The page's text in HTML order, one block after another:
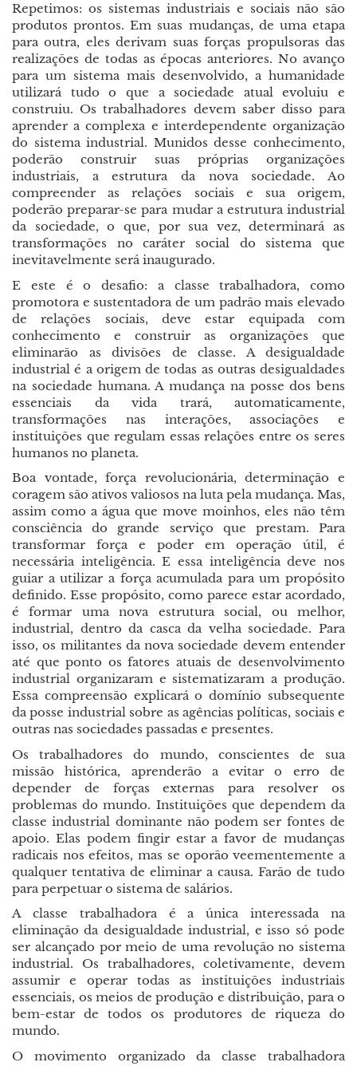
Repetimos: os sistemas industriais e sociais não são
produtos prontos. Em suas mudanças, de uma etapa
para outra, eles derivam suas forças propulsoras das
realizações de todas as épocas anteriores. No avanço
para um sistema mais desenvolvido, a humanidade
utilizará tudo o que a sociedade atual evoluiu e
construiu. Os trabalhadores devem saber disso para
aprender a complexa e interdependente organização
do sistema industrial. Munidos desse conhecimento,
poderão construir suas próprias organizações
industriais, a estrutura da nova sociedade. Ao
compreender as relações sociais e sua origem,
poderão preparar-se para mudar a estrutura industrial
da sociedade, o que, por sua vez, determinará as
transformações no caráter social do sistema que
inevitavelmente será inaugurado.
E este é o desafio: a classe trabalhadora, como
promotora e sustentadora de um padrão mais elevado
de relações sociais, deve estar equipada com
conhecimento e construir as organizações que
eliminarão as divisões de classe. A desigualdade
industrial é a origem de todas as outras desigualdades
na sociedade humana. A mudança na posse dos bens
essenciais da vida trará, automaticamente,
transformações nas interações, associações e
instituições que regulam essas relações entre os seres
humanos no planeta.
Boa vontade, força revolucionária, determinação e
coragem são ativos valiosos na luta pela mudança. Mas,
assim como a água que move moinhos, eles não têm
consciência do grande serviço que prestam. Para
transformar força e poder em operação útil, é
necessária inteligência. E essa inteligência deve nos
guiar a utilizar a força acumulada para um propósito
definido. Esse propósito, como parece estar acordado,
é formar uma nova estrutura social, ou melhor,
industrial, dentro da casca da velha sociedade. Para
isso, os militantes da nova sociedade devem entender
até que ponto os fatores atuais de desenvolvimento
industrial organizaram e sistematizaram a produção.
Essa compreensão explicará o domínio subsequente
da posse industrial sobre as agências políticas, sociais e
outras nas sociedades passadas e presentes.
Os trabalhadores do mundo, conscientes de sua
missão histórica, aprenderão a evitar o erro de
depender de forças externas para resolver os
problemas do mundo. Instituições que dependem da
classe industrial dominante não podem ser fontes de
apoio. Elas podem fingir estar a favor de mudanças
radicais nos efeitos, mas se oporão veementemente a
qualquer tentativa de eliminar a causa. Farão de tudo
para perpetuar o sistema de salários.
A classe trabalhadora é a única interessada na
eliminação da desigualdade industrial, e isso só pode
ser alcançado por meio de uma revolução no sistema
industrial. Os trabalhadores, coletivamente, devem
assumir e operar todas as instituições industriais
essenciais, os meios de produção e distribuição, para o
bem-estar de todos os produtores de riqueza do
mundo.
O movimento organizado da classe trabalhadora